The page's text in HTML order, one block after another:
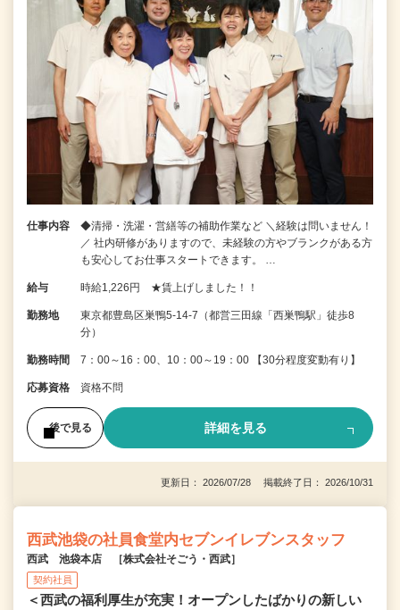
仕事内容
◆清掃・洗濯・営繕等の補助作業など ＼経験は問いません！
／ 社内研修がありますので、未経験の方やブランクがある方
も安心してお仕事スタートできます。 …
給与 時給1,226円 ★賃上げしました！！
勤務地
東京都豊島区巣鴨5-14-7（都営三田線「西巣鴨駅」徒歩8
分）
勤務時間 7：00～16：00、10：00～19：00 【30分程度変動有り】
応募資格 資格不問
後で見る 詳細を見る
更新日： 2026/07/28 掲載終了日： 2026/10/31
西武池袋の社員食堂内セブンイレブンスタッフ
西武 池袋本店 ［株式会社そごう・西武］
契約社員
＜西武の福利厚生が充実！オープンしたばかりの新しい